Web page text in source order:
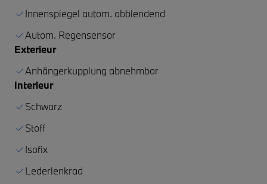
Innenspiegel autom. abblendend
Autom. Regensensor
Exterieur
Anhängerkupplung abnehmbar
Interieur
Schwarz
Stoff
Isofix
Lederlenkrad